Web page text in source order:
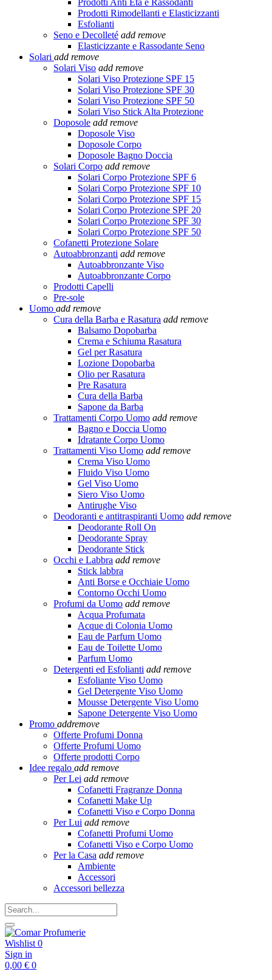
Prodotti Anti Età e Rassodanti
Prodotti Rimodellanti e Elasticizzanti
Esfolianti
Seno e Decolleté add remove
Elasticizzante e Rassodante Seno
Solari add remove
Solari Viso add remove
Solari Viso Protezione SPF 15
Solari Viso Protezione SPF 30
Solari Viso Protezione SPF 50
Solari Viso Stick Alta Protezione
Doposole add remove
Doposole Viso
Doposole Corpo
Doposole Bagno Doccia
Solari Corpo add remove
Solari Corpo Protezione SPF 6
Solari Corpo Protezione SPF 10
Solari Corpo Protezione SPF 15
Solari Corpo Protezione SPF 20
Solari Corpo Protezione SPF 30
Solari Corpo Protezione SPF 50
Cofanetti Protezione Solare
Autoabbronzanti add remove
Autoabbronzante Viso
Autoabbronzante Corpo
Prodotti Capelli
Pre-sole
Uomo add remove
Cura della Barba e Rasatura add remove
Balsamo Dopobarba
Crema e Schiuma Rasatura
Gel per Rasatura
Lozione Dopobarba
Olio per Rasatura
Pre Rasatura
Cura della Barba
Sapone da Barba
Trattamenti Corpo Uomo add remove
Bagno e Doccia Uomo
Idratante Corpo Uomo
Trattamenti Viso Uomo add remove
Crema Viso Uomo
Fluido Viso Uomo
Gel Viso Uomo
Siero Viso Uomo
Antirughe Viso
Deodoranti e antitraspiranti Uomo add remove
Deodorante Roll On
Deodorante Spray
Deodorante Stick
Occhi e Labbra add remove
Stick labbra
Anti Borse e Occhiaie Uomo
Contorno Occhi Uomo
Profumi da Uomo add remove
Acqua Profumata
Acque di Colonia Uomo
Eau de Parfum Uomo
Eau de Toilette Uomo
Parfum Uomo
Detergenti ed Esfolianti add remove
Esfoliante Viso Uomo
Gel Detergente Viso Uomo
Mousse Detergente Viso Uomo
Sapone Detergente Viso Uomo
Promo addremove
Offerte Profumi Donna
Offerte Profumi Uomo
Offerte prodotti Corpo
Idee regalo add remove
Per Lei add remove
Cofanetti Fragranze Donna
Cofanetti Make Up
Cofanetti Viso e Corpo Donna
Per Lui add remove
Cofanetti Profumi Uomo
Cofanetti Viso e Corpo Uomo
Per la Casa add remove
Ambiente
Accessori
Accessori bellezza
Wishlist 0
Sign in
0,00 € 0